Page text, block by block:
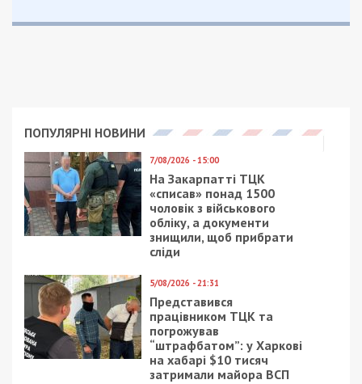
ПОПУЛЯРНІ НОВИНИ
7/08/2026 - 15:00
На Закарпатті ТЦК
«списав» понад 1500
чоловік з військового
обліку, а документи
знищили, щоб прибрати
сліди
5/08/2026 - 21:31
Представився
працівником ТЦК та
погрожував
“штрафбатом”: у Харкові
на хабарі $10 тисяч
затримали майора ВСП